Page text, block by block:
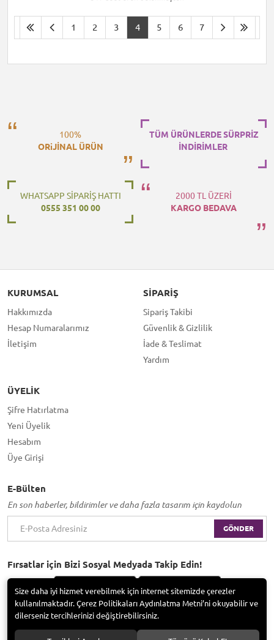
1 2 3 4 5 6 7
100%
ORiJİNAL ÜRÜN
TÜM ÜRÜNLERDE SÜRPRİZ
İNDİRİMLER
WHATSAPP SİPARİŞ HATTI
0555 351 00 00
2000 TL ÜZERİ
KARGO BEDAVA
KURUMSAL
Hakkımızda
Hesap Numaralarımız
İletişim
SIPARIŞ
Sipariş Takibi
Güvenlik & Gizlilik
İade & Teslimat
Yardım
ÜYELIK
Şifre Hatırlatma
Yeni Üyelik
Hesabım
Üye Girişi
E-Bülten
En son haberler, bildirimler ve daha fazla tasarım için kaydolun
GÖNDER
Fırsatlar için Bizi Sosyal Medyada Takip Edin!
Size daha iyi hizmet verebilmek için internet sitemizde çerezler
kullanılmaktadır. Çerez Politikaları Aydınlatma Metni’ni okuyabilir ve
dilerseniz tercihlerinizi değiştirebilirsiniz.